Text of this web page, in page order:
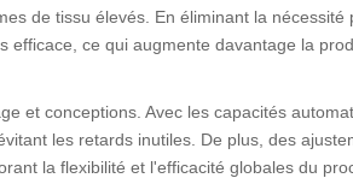
de tissu élevés. En éliminant la nécessité
ce qui augmente davantage la
et conceptions. Avec les capacités
les retards inutiles. De plus, des
la flexibilité et l'efficacité globales du